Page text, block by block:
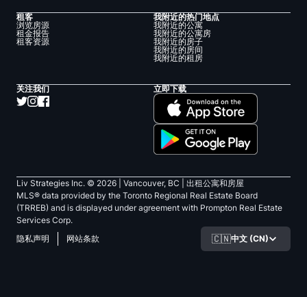
租客
浏览房源
租金报告
租客资源
我附近的热门地点
我附近的公寓
我附近的公寓房
我附近的房子
我附近的房间
我附近的租房
关注我们 立即下载
Liv Strategies Inc. © 2026 | Vancouver, BC |
出租公寓和房屋
MLS® data provided by the Toronto Regional Real Estate Board
(TRREB) and is displayed under agreement with Prompton Real Estate
Services Corp.
隐私声明
网站条款 🇨🇳中文 (CN)